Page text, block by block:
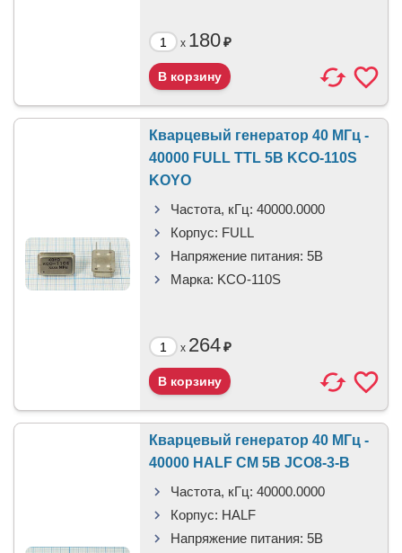
x 180₽
Кварцевый генератор 40 МГц -
40000 FULL TTL 5В KCO-110S
KOYO
Частота, кГц: 40000.0000
Корпус: FULL
Напряжение питания: 5В
Марка: KCO-110S
x 264₽
Кварцевый генератор 40 МГц -
40000 HALF CM 5В JCO8-3-B
Частота, кГц: 40000.0000
Корпус: HALF
Напряжение питания: 5В